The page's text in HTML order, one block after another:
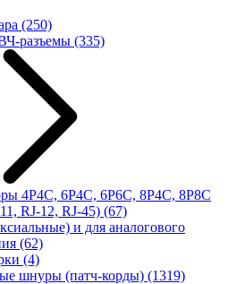
(250)
разъемы (335)
4P4C, 6P4C, 6P6C, 8P4C, 8P8C
RJ-12, RJ-45) (67)
и для аналогового
(62)
(4)
шнуры (патч-корды) (1319)